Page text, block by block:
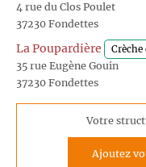
4 rue du Clos Poulet
37230 Fondettes
La Poupardière
35 rue Eugène Gouin
37230 Fondettes
Votre
Ajoutez